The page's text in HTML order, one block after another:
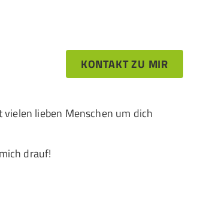
KONTAKT ZU MIR
vielen lieben Menschen um dich
drauf!